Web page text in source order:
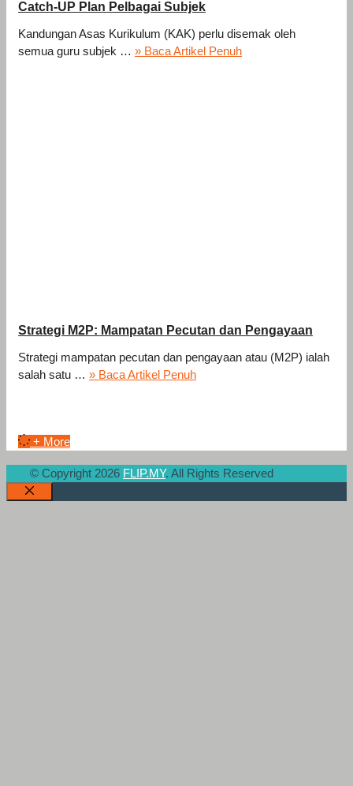
Catch-UP Plan Pelbagai Subjek
Kandungan Asas Kurikulum (KAK) perlu disemak oleh
semua guru subjek … » Baca Artikel Penuh
Strategi M2P: Mampatan Pecutan dan Pengayaan
Strategi mampatan pecutan dan pengayaan atau (M2P) ialah
salah satu … » Baca Artikel Penuh
+ More
© Copyright 2026 FLIP.MY. All Rights Reserved
Close